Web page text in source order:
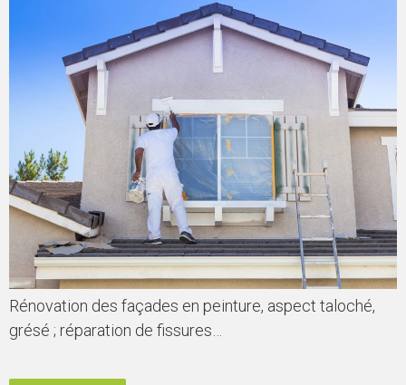
Rénovation des façades en peinture, aspect taloché,
grésé ; réparation de fissures…